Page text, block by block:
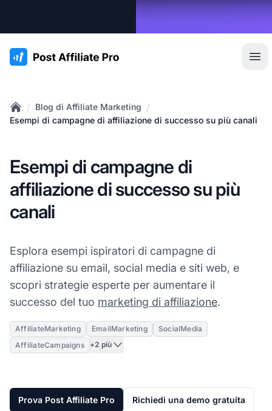
:site.title
Home
/ Blog di Affiliate Marketing /
Esempi di campagne di affiliazione di successo su più canali
Esempi di campagne di
affiliazione di successo su più
canali
Esplora esempi ispiratori di campagne di
affiliazione su email, social media e siti web, e
scopri strategie esperte per aumentare il
successo del tuo marketing di affiliazione.
AffiliateMarketing EmailMarketing
SocialMedia
AffiliateCampaigns
+2 più
Prova Post Affiliate Pro Richiedi una demo gratuita